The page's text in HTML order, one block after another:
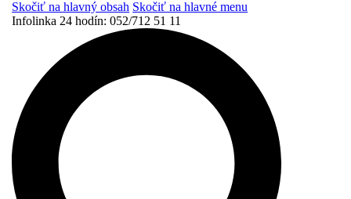
Skočiť na hlavný obsah Skočiť na hlavné menu
Infolinka 24 hodín: 052/712 51 11